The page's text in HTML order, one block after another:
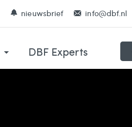
DBF Experts
nieuwsbrief info@dbf.nl